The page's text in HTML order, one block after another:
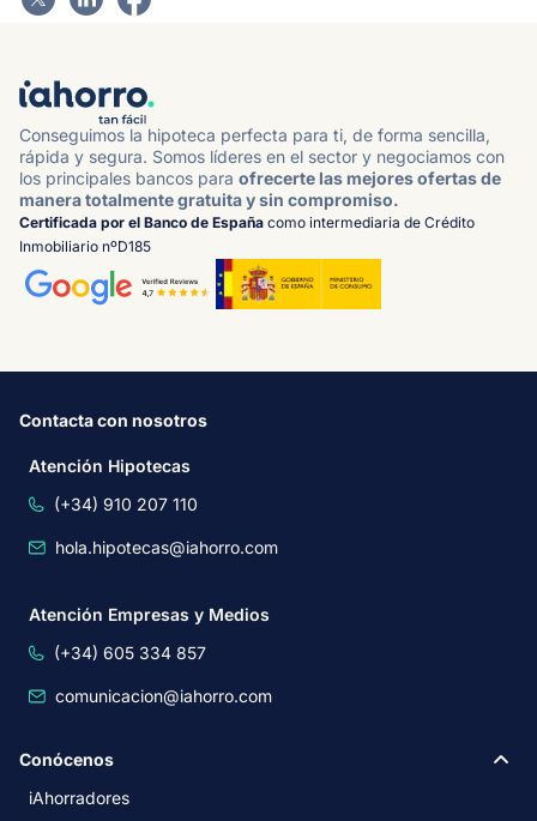
Conseguimos la hipoteca perfecta para ti, de forma sencilla,
rápida y segura. Somos líderes en el sector y negociamos con
los principales bancos para ofrecerte las mejores ofertas de
manera totalmente gratuita y sin compromiso.
Certificada por el Banco de España como intermediaria de Crédito
Inmobiliario nºD185
Contacta con nosotros
Atención Hipotecas
(+34) 910 207 110
hola.hipotecas@iahorro.com
Atención Empresas y Medios
(+34) 605 334 857
comunicacion@iahorro.com
Conócenos
iAhorradores